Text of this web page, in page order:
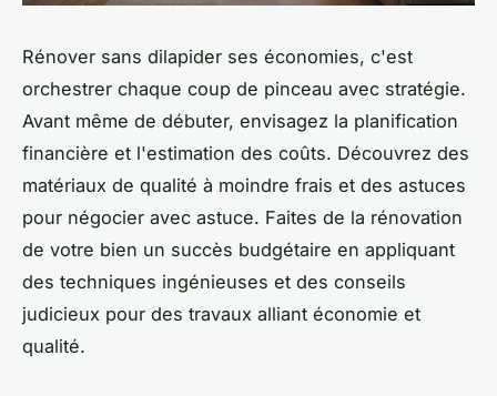
Rénover sans dilapider ses économies, c'est
orchestrer chaque coup de pinceau avec stratégie.
Avant même de débuter, envisagez la planification
financière et l'estimation des coûts. Découvrez des
matériaux de qualité à moindre frais et des astuces
pour négocier avec astuce. Faites de la rénovation
de votre bien un succès budgétaire en appliquant
des techniques ingénieuses et des conseils
judicieux pour des travaux alliant économie et
qualité.